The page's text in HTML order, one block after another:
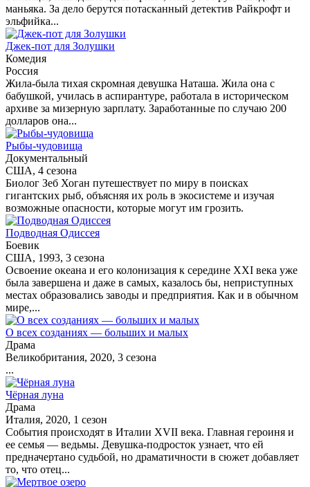
маньяка. За дело берутся потасканный детектив Райкрофт и
эльфийка...
Джек-пот для Золушки
Комедия
Россия
Жила-была тихая скромная девушка Наташа. Жила она с
бабушкой, училась в аспирантуре, работала в историческом
архиве за мизерную зарплату. Заработанные по случаю 200
долларов она...
Рыбы-чудовища
Документальный
США, 4 сезона
Биолог Зеб Хоган путешествует по миру в поисках
гигантских рыб, объясняя их роль в экосистеме и изучая
возможные опасности, которые могут им грозить.
Подводная Одиссея
Боевик
США, 1993, 3 сезона
Освоение океана и его колонизация к середине XXI века уже
была завершена и даже в самых, казалось бы, неприступных
местах образовались заводы и предприятия. Как и в обычном
мире,...
О всех созданиях — больших и малых
Драма
Великобритания, 2020, 3 сезона
...
Чёрная луна
Драма
Италия, 2020, 1 сезон
События происходят в Италии XVII века. Главная героиня и
ее семья — ведьмы. Девушка-подросток узнает, что ей
предначертано судьбой, но драматичности в сюжет добавляет
то, что отец...